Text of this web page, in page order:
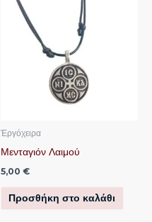
Ἐργόχειρα
Μενταγιόν Λαιμού
5,00 €
Προσθήκη στο καλάθι